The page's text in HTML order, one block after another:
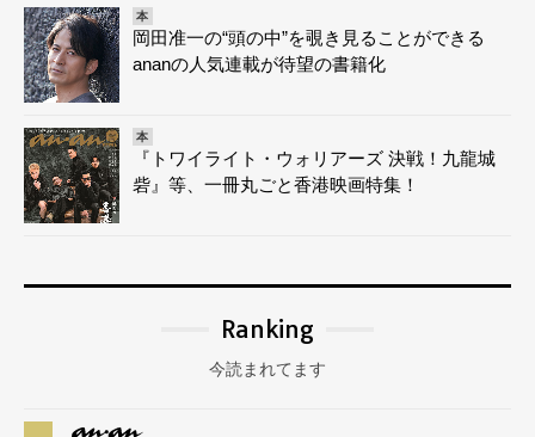
本
岡田准一の“頭の中”を覗き見ることができる
ananの人気連載が待望の書籍化
本
『トワイライト・ウォリアーズ 決戦！九龍城
砦』等、一冊丸ごと香港映画特集！
Ranking
今読まれてます